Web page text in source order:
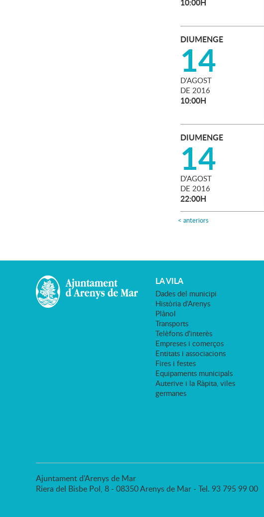
DIUMENGE
14
D'AGOST
DE 2016
10:00H
DIUMENGE
14
D'AGOST
DE 2016
22:00H
< anteriors
LA VILA
Dades del municipi
Història d'Arenys
Plànol
Transports
Telèfons d'interès
Empreses i comerços
Entitats i associacions
Fires i festes
Equipaments municipals
Auterive i la Ràpita, viles
germanes
Ajuntament d'Arenys de Mar
Riera del Bisbe Pol, 8 - 08350 Arenys de Mar - Tel. 93 795 99 00